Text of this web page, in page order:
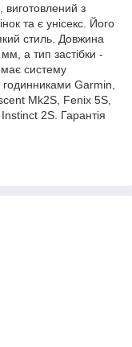
з
та є унісекс. Його
стиль. Довжина
а тип застібки -
має систему
Garmin,
Mk2S, Fenix 5S,
2S. Гарантія